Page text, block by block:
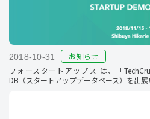
2018-10-31
お知らせ
フォースタートアップス は、「
DB（スタートアップデータベース）を出展